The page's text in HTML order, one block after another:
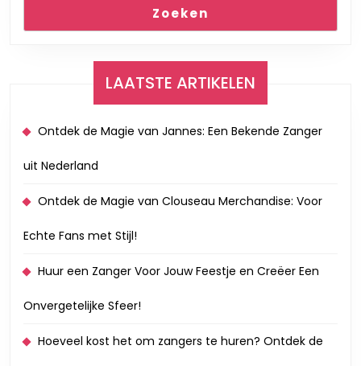
Zoeken
LAATSTE ARTIKELEN
Ontdek de Magie van Jannes: Een Bekende Zanger
uit Nederland
Ontdek de Magie van Clouseau Merchandise: Voor
Echte Fans met Stijl!
Huur een Zanger Voor Jouw Feestje en Creëer Een
Onvergetelijke Sfeer!
Hoeveel kost het om zangers te huren? Ontdek de